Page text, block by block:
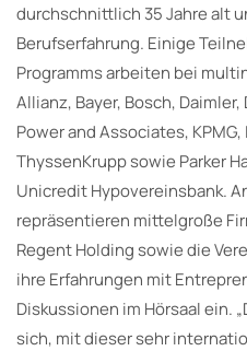
durchschnittlich 35 Jahre alt
Berufserfahrung. Einige
Programms arbeiten bei
Allianz, Bayer, Bosch, Daimler,
Power and Associates,
ThyssenKrupp sowie Parker
Unicredit Hypovereinsbank.
repräsentieren mittelgroße
Regent Holding sowie die
ihre Erfahrungen mit
Diskussionen im Hörsaal ein.
sich, mit dieser sehr